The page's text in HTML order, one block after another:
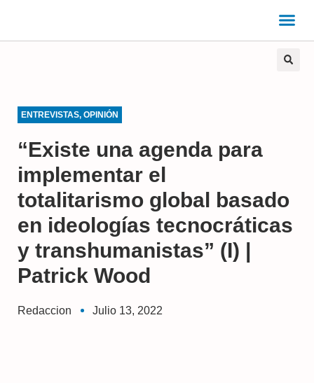
ENTREVISTAS, OPINIÓN
“Existe una agenda para
implementar el
totalitarismo global basado
en ideologías tecnocráticas
y transhumanistas” (I) |
Patrick Wood
Redaccion Julio 13, 2022